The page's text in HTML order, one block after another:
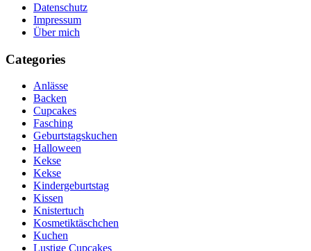
Datenschutz
Impressum
Über mich
Categories
Anlässe
Backen
Cupcakes
Fasching
Geburtstagskuchen
Halloween
Kekse
Kekse
Kindergeburtstag
Kissen
Knistertuch
Kosmetiktäschchen
Kuchen
Lustige Cupcakes